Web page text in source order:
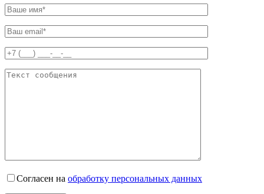
Согласен на обработку персональных данных